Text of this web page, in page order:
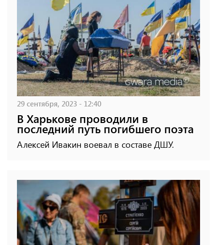
29 сентября, 2023 - 12:40
В Харькове проводили в
последний путь погибшего поэта
Алексей Ивакин воевал в составе ДШУ.